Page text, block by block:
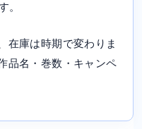
。
在庫は時期で変わりま
品名・巻数・キャンペ